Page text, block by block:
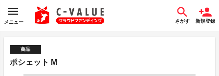
メニュー さがす 新規登録
商品
ポシェット M